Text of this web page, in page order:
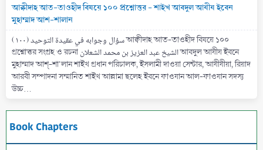
আক্বীদাহ আত-তাওহীদ বিষয়ে ১০০ প্রশ্নোত্তর - শাইখ আবদুল আযীয ইবেন
মুহাম্মাদ আশ-শালান
(۱۰۰) سؤال وجوابه في عقيدة التوحيد আক্বীদাহ আত-তাওহীদ বিষয়ে ১০০
প্রশ্নোত্তর সংগ্রহ ও রচনা الشيخ عبد العزيز بن محمد الشعلان আবদুল আযীয ইবনে
মুহাম্মাদ আশ্-শা'লান শাইখ প্রধান পরিচালক, ইসলামী দাওয়া সেন্টার, আযীযীয়া, রিয়াদ
আরবী সম্পাদনা সম্মানিত শাইখ আল্লামা ছলেহ ইবনে ফাওযান আল-ফাওযান সদস্য
উচ্চ...
Book Chapters